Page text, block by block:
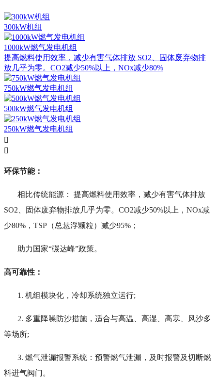
300kW机组
1000kW燃气发电机组
提高燃料使用效率，减少有害气体排放 SO2、固体废弃物排
放几乎为零。CO2减少50%以上，NOx减少80%
750kW燃气发电机组
500kW燃气发电机组
250kW燃气发电机组


环保节能：
相比传统能源： 提高燃料使用效率，减少有害气体排放
SO2、固体废弃物排放几乎为零。CO2减少50%以上，NOx减
少80%，TSP（总悬浮颗粒）减少95%；
助力国家“碳达峰”政策。
高可靠性：
1. 机组模块化，冷却系统独立运行;
2. 多重降噪防沙措施，适合与高温、高湿、高寒、风沙多
等场所;
3. 燃气泄漏报警系统：预警燃气泄漏，及时报警及切断燃
料进气阀门。